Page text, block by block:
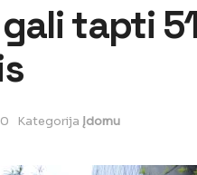
tapti
Kategorija Įdomu